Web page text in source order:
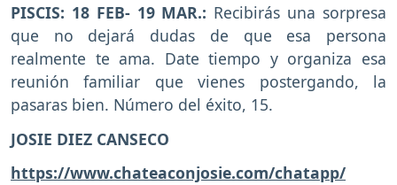
PISCIS: 18 FEB- 19 MAR.: Recibirás una sorpresa
que no dejará dudas de que esa persona
realmente te ama. Date tiempo y organiza esa
reunión familiar que vienes postergando, la
pasaras bien. Número del éxito, 15.
JOSIE DIEZ CANSECO
https://www.chateaconjosie.com/chatapp/